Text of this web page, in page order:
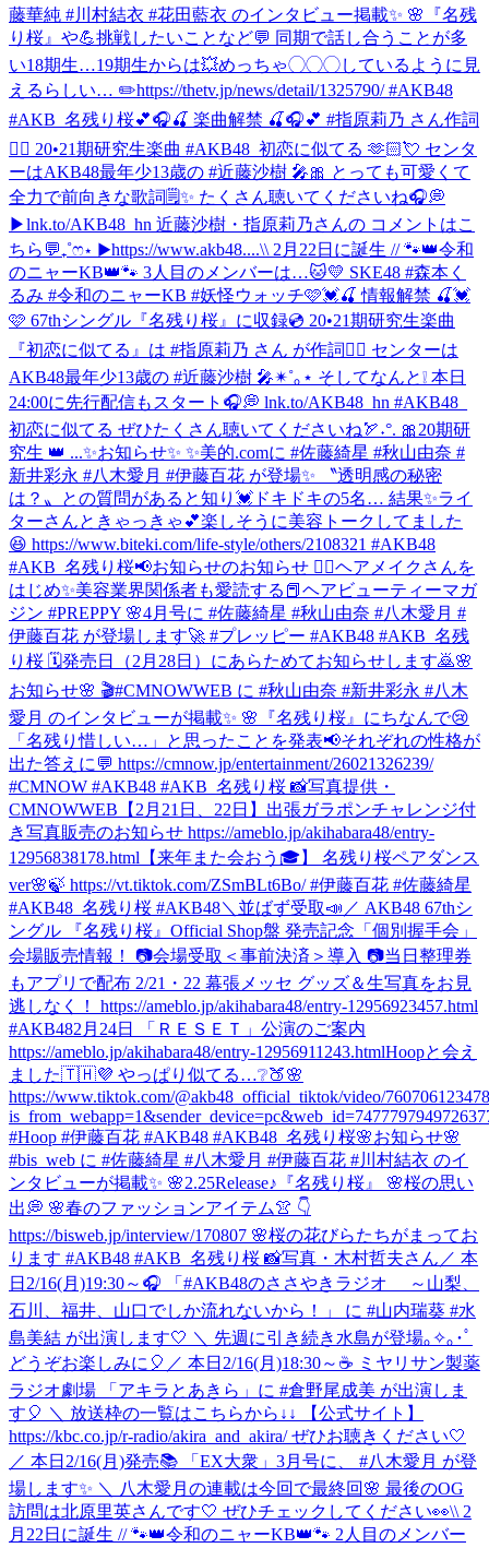
藤華純 #川村結衣 #花田藍衣 のインタビュー掲載✨ 🌸『名残
り桜』や💪挑戦したいことなど💬 同期で話し合うことが多
い18期生…19期生からは💥めっちゃ◯◯◯しているように見
えるらしい… ✏️https://thetv.jp/news/detail/1325790/ #AKB48
#AKB_名残り桜💕🎧🍒 楽曲解禁 🍒🎧💕 #指原莉乃 さん作詞
✍🏻 20•21期研究生楽曲 #AKB48_初恋に似てる 🫶🏻💘 センタ
ーはAKB48最年少13歳の #近藤沙樹 🎤🎀 とっても可愛くて
全力で前向きな歌詞🗒️✨ たくさん聴いてくださいね🎧💭
▶︎lnk.to/AKB48_hn 近藤沙樹・指原莉乃さんの コメントはこ
ちら💬₊˚ෆ⋆ ▶︎https://www.akb48....\\ 2月22日に誕生 // 🐾👑令和
のニャーKB👑🐾 3人目のメンバーは…🐱💛 SKE48 #森本く
るみ #令和のニャーKB #妖怪ウォッチ🩷💓🍒 情報解禁 🍒💓
🩷 67thシングル『名残り桜』に収録💿 20•21期研究生楽曲
『初恋に似てる』は #指原莉乃 さん が作詞✍🏻 センターは
AKB48最年少13歳の #近藤沙樹 🎤✴︎˚｡⋆ そしてなんと❕ 本日
24:00に先行配信もスタート🎧💭 lnk.to/AKB48_hn #AKB48_
初恋に似てる ぜひたくさん聴いてくださいね🏹˖°. 🎀20期研
究生 👑 ...✨お知らせ✨ ✨美的.comに #佐藤綺星 #秋山由奈 #
新井彩永 #八木愛月 #伊藤百花 が登場✨ 〝透明感の秘密
は？〟との質問があると知り💓ドキドキの5名… 結果✨ライ
ターさんときゃっきゃ💕楽しそうに美容トークしてました
😆 https://www.biteki.com/life-style/others/2108321 #AKB48
#AKB_名残り桜📢お知らせのお知らせ 💆‍♀️ヘアメイクさんを
はじめ✨美容業界関係者も愛読する📕ヘアビューティーマガ
ジン #PREPPY 🌸4月号に #佐藤綺星 #秋山由奈 #八木愛月 #
伊藤百花 が登場します🚀 #プレッピー #AKB48 #AKB_名残
り桜 🗓発売日（2月28日）にあらためてお知らせします🙇🌸
お知らせ🌸 🎬#CMNOWWEB に #秋山由奈 #新井彩永 #八木
愛月 のインタビューが掲載✨ 🌸『名残り桜』にちなんで😢
「名残り惜しい…」と思ったことを発表📢それぞれの性格が
出た答えに💬 https://cmnow.jp/entertainment/26021326239/
#CMNOW #AKB48 #AKB_名残り桜 📸写真提供・
CMNOWWEB 【2月21日、22日】出張ガラポンチャレンジ付
き写真販売のお知らせ https://ameblo.jp/akihabara48/entry-
12956838178.html 【来年また会おう🎓】 名残り桜ペアダンス
ver🌸🍃 https://vt.tiktok.com/ZSmBLt6Bo/ #伊藤百花 #佐藤綺星
#AKB48_名残り桜 #AKB48＼並ばず受取📣／ AKB48 67thシ
ングル 『名残り桜』Official Shop盤 発売記念「個別握手会」
会場販売情報！ 📷会場受取＜事前決済＞導入 📷当日整理券
もアプリで配布 2/21・22 幕張メッセ グッズ＆生写真をお見
逃しなく！ https://ameblo.jp/akihabara48/entry-12956923457.html
#AKB482月24日 「ＲＥＳＥＴ」公演のご案内
https://ameblo.jp/akihabara48/entry-12956911243.htmlHoopと会え
ました🇹🇭💜 やっぱり似てる…❔🍑🌸
https://www.tiktok.com/@akb48_official_tiktok/video/
#Hoop #伊藤百花 #AKB48 #AKB48_名残り桜🌸お知らせ🌸
#bis_web に #佐藤綺星 #八木愛月 #伊藤百花 #川村結衣 のイ
ンタビューが掲載✨ 🌸2.25Release♪『名残り桜』 🌸桜の思い
出💭 🌸春のファッションアイテム👚 👇
https://bisweb.jp/interview/170807 🌸桜の花びらたちがまってお
ります #AKB48 #AKB_名残り桜 📸写真・木村哲夫さん ／ 本
日2/16(月)19:30～🎧 「#AKB48のささやきラジオ ～山梨、
石川、福井、山口でしか流れないから！」 に #山内瑞葵 #水
島美結 が出演します🤍 ＼ 先週に引き続き水島が登場｡✧｡･ﾟ
どうぞお楽しみに🎈 ／ 本日2/16(月)18:30～☕ ミヤリサン製薬
ラジオ劇場 「アキラとあきら」に #倉野尾成美 が出演しま
す🎈 ＼ 放送枠の一覧はこちらから↓↓ 【公式サイト】
https://kbc.co.jp/r-radio/akira_and_akira/ ぜひお聴きください🤍
／ 本日2/16(月)発売📚 「EX大衆」3月号に、 #八木愛月 が登
場します✨ ＼ 八木愛月の連載は今回で最終回🌸 最後のOG
訪問は北原里英さんです🤍 ぜひチェックしてください👀\\ 2
月22日に誕生 // 🐾👑令和のニャーKB👑🐾 2人目のメンバー